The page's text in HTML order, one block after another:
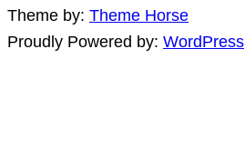
Theme by: Theme Horse
Proudly Powered by: WordPress